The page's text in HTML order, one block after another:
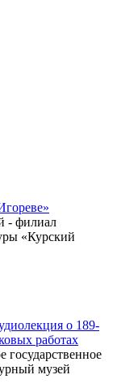
- филиал
«Курский
о 189-
работах
государственное
музей